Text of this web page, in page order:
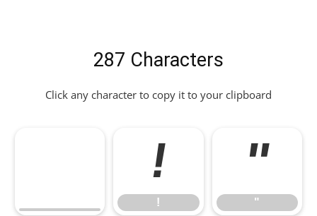
287 Characters
Click any character to copy it to your clipboard
!
!
"
"